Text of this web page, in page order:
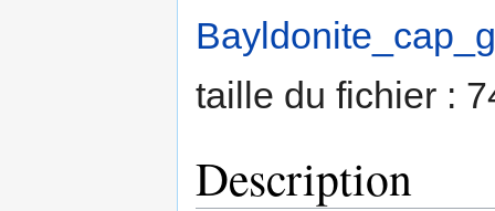
taille du fichier :
Description